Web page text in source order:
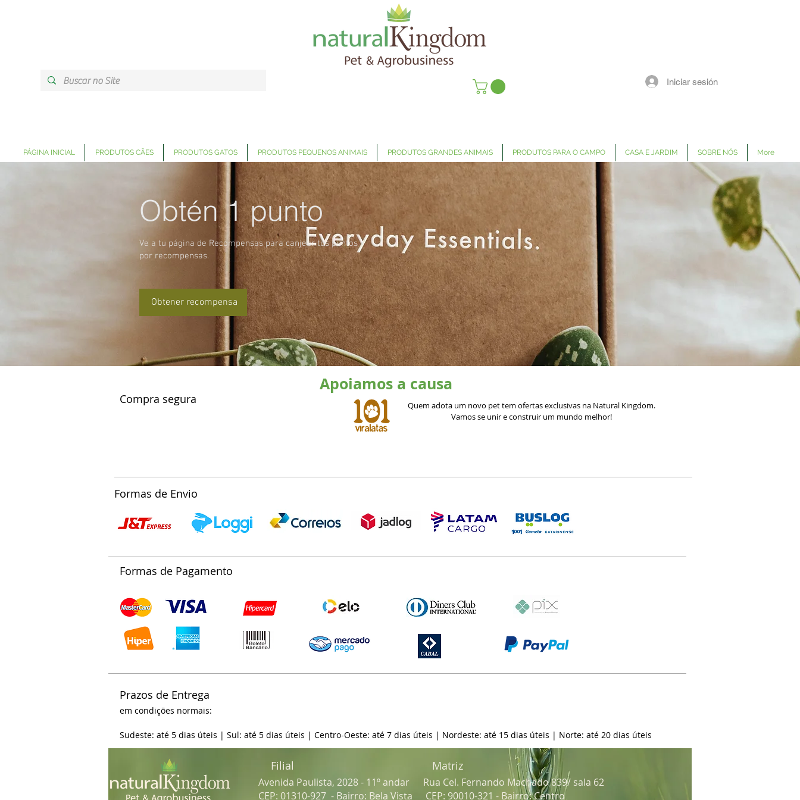
Iniciar sesión
PÁGINA INICIAL PRODUTOS CÃES PRODUTOS GATOS PRODUTOS PEQUENOS ANIMAIS PRODUTOS GRANDES ANIMAIS PRODUTOS PARA O CAMPO CASA E JARDIM SOBRE NÓS More
Obtén 1 punto
Ve a tu página de Recompensas para canjear tus puntos
por recompensas.
Obtener recompensa
Compra segura
Apoiamos a causa
Quem adota um novo pet tem ofertas exclusivas na Natural Kingdom.
Vamos se unir e construir um mundo melhor!
Formas de Envio
Formas de Pagamento
Prazos de Entrega
em condições normais:
Sudeste: até 5 dias úteis | Sul: até 5 dias úteis | Centro-Oeste: até 7 dias úteis | Nordeste: até 15 dias úteis | Norte: até 20 dias úteis
Filial Matriz
Avenida Paulista, 2028 - 11º andar
CEP: 01310-927 - Bairro: Bela Vista
Rua Cel. Fernando Machado 839/ sala 62
CEP: 90010-321 - Bairro: Centro